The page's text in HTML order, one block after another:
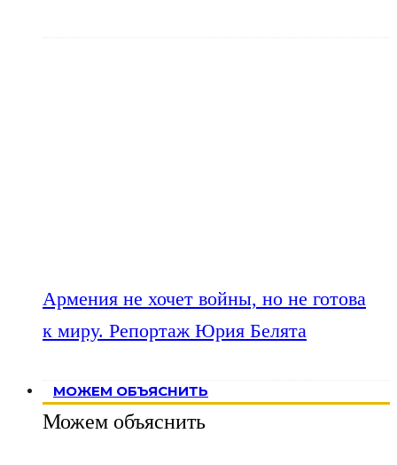
Армения не хочет войны, но не готова
к миру. Репортаж Юрия Белята
МОЖЕМ ОБЪЯСНИТЬ
Можем объяснить